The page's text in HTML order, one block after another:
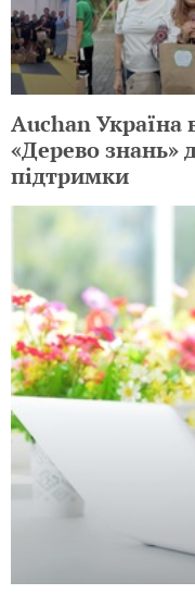
Auchan Україна
«Дерево знань»
підтримки